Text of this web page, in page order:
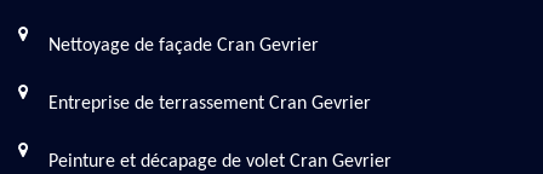
Nettoyage de façade Cran Gevrier
Entreprise de terrassement Cran Gevrier
Peinture et décapage de volet Cran Gevrier